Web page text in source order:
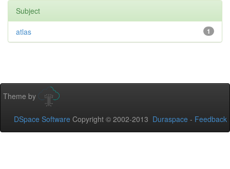
Subject
1
atlas
Theme by
DSpace Software Copyright © 2002-2013 Duraspace - Feedback